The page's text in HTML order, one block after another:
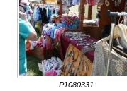
P1080331